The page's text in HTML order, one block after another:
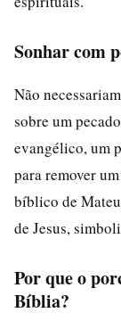
Sonhar com
Não
sobre um
evangélico, um
para remover
bíblico de
de Jesus,
Por que o
Bíblia?